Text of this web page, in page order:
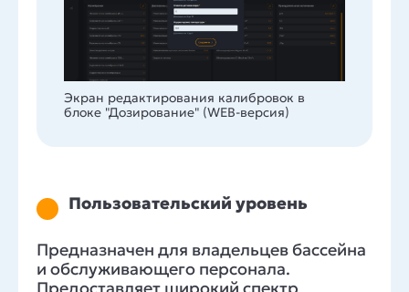
Экран редактирования калибровок в
блоке "Дозирование" (WEB-версия)
Пользовательский уровень
Предназначен для владельцев бассейна
и обслуживающего персонала.